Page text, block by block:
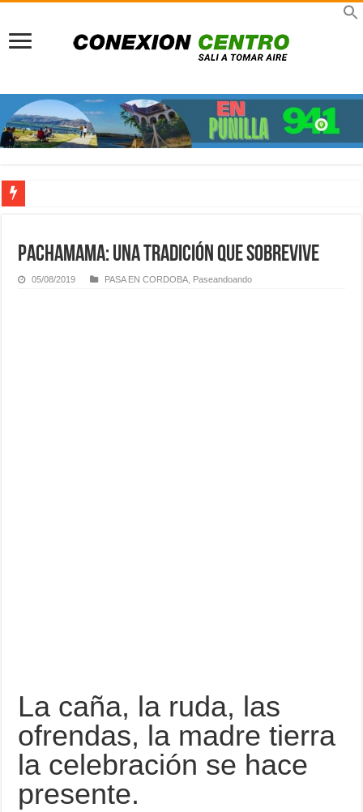
Previaje en La Rioja: Multiplicá tu presupuesto y viví un invierno único con el
Pachamama: una tradición que sobrevive
05/08/2019 PASA EN CORDOBA Paseandoando
La caña, la ruda, las
ofrendas, la madre tierra
la celebración se hace
presente.